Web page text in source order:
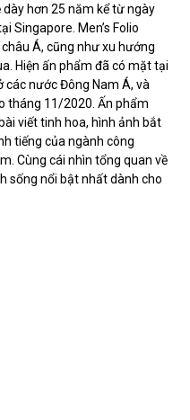
dày hơn 25 năm kể từ ngày
Singapore. Men’s Folio
Á, cũng như xu hướng
Hiện ấn phẩm đã có mặt tại
các nước Đông Nam Á, và
tháng 11/2020. Ấn phẩm
viết tinh hoa, hình ảnh bắt
tiếng của ngành công
Cùng cái nhìn tổng quan về
sống nổi bật nhất dành cho